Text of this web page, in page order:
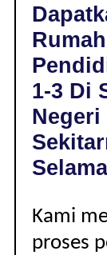
DI
SIMPANG
DURIAN,
NEGERI
SEMBILAN
1-
1-3 Di
Negeri
Kami
proses